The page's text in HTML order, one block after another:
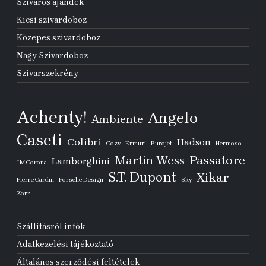
Szivaros ajándék
Kicsi szivardoboz
Közepes szivardoboz
Nagy Szivardoboz
Szivarszekrény
Achenty! Ambiente Angelo
Caseti Colibri Cozy Ermuri Eurojet Hadson Hermoso
IM Corona Lamborghini Martin Wess Passatore
Pierre Cardin Porsche Design S.T. Dupont Sky Xikar
Zorr
Szállításról infók
Adatkezelési tájékoztató
Általános szerződési feltételek